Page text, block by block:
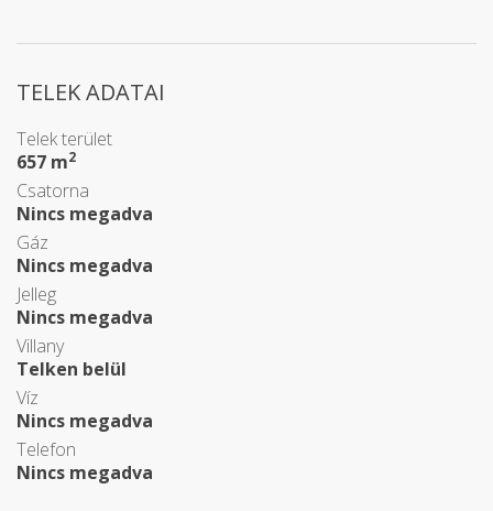
TELEK ADATAI
Telek terület
657 m2
Csatorna
Nincs megadva
Gáz
Nincs megadva
Jelleg
Nincs megadva
Villany
Telken belül
Víz
Nincs megadva
Telefon
Nincs megadva